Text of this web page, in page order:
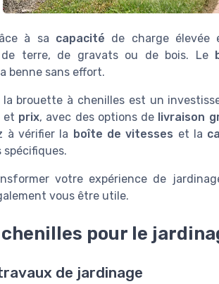
à sa capacité de charge élevée
terre, de gravats ou de bois. Le
benne sans effort.
brouette à chenilles est un
et prix, avec des options de livraison
à vérifier la boîte de vitesses et la
spécifiques.
votre expérience de
vous être utile.
pour le
de jardinage